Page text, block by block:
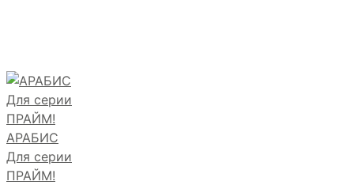
АРАБИС
Для серии
ПРАЙМ!